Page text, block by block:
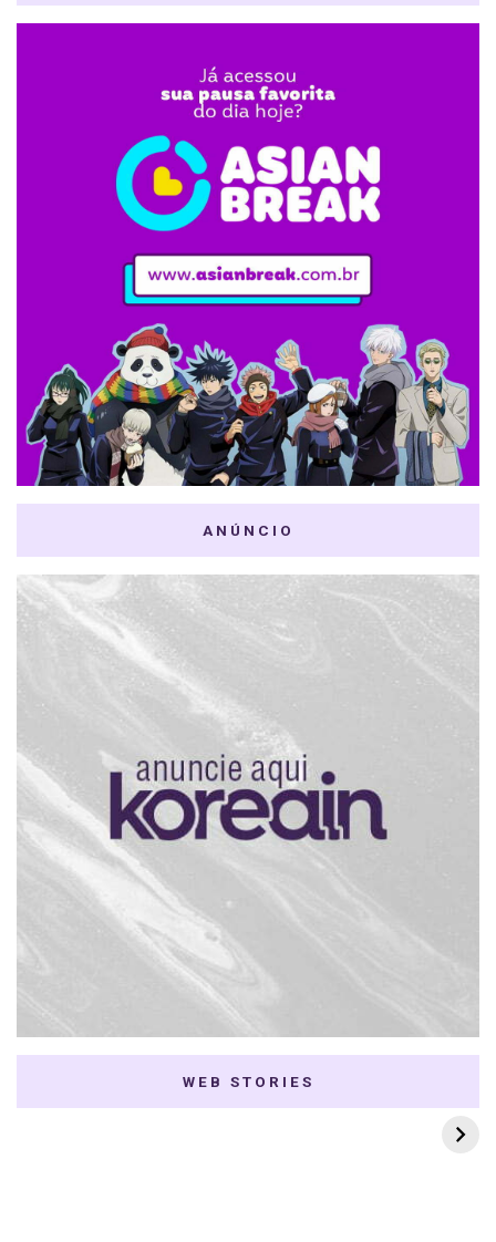
ANÚNCIO
WEB STORIES
7 K-dramas Enemies
to Lovers
Thai Dramas com
First e Khaotung